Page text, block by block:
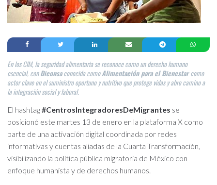
En los CIM, la seguridad alimentaria se reconoce como un derecho humano
esencial, conDiconsaconocida comoAlimentación para el Bienestarcomo
actor clave en el suministro oportuno y nutritivo que protege vidas y abre camino a
la integración social y laboral.
El hashtag#CentrosIntegradoresDeMigrantes se
posicionó este martes 13 de enero en la plataforma X como
parte de una activación digital coordinada por redes
informativas y cuentas aliadas de la Cuarta Transformación,
visibilizando la política pública migratoria de México con
enfoque humanista y de derechos humanos.